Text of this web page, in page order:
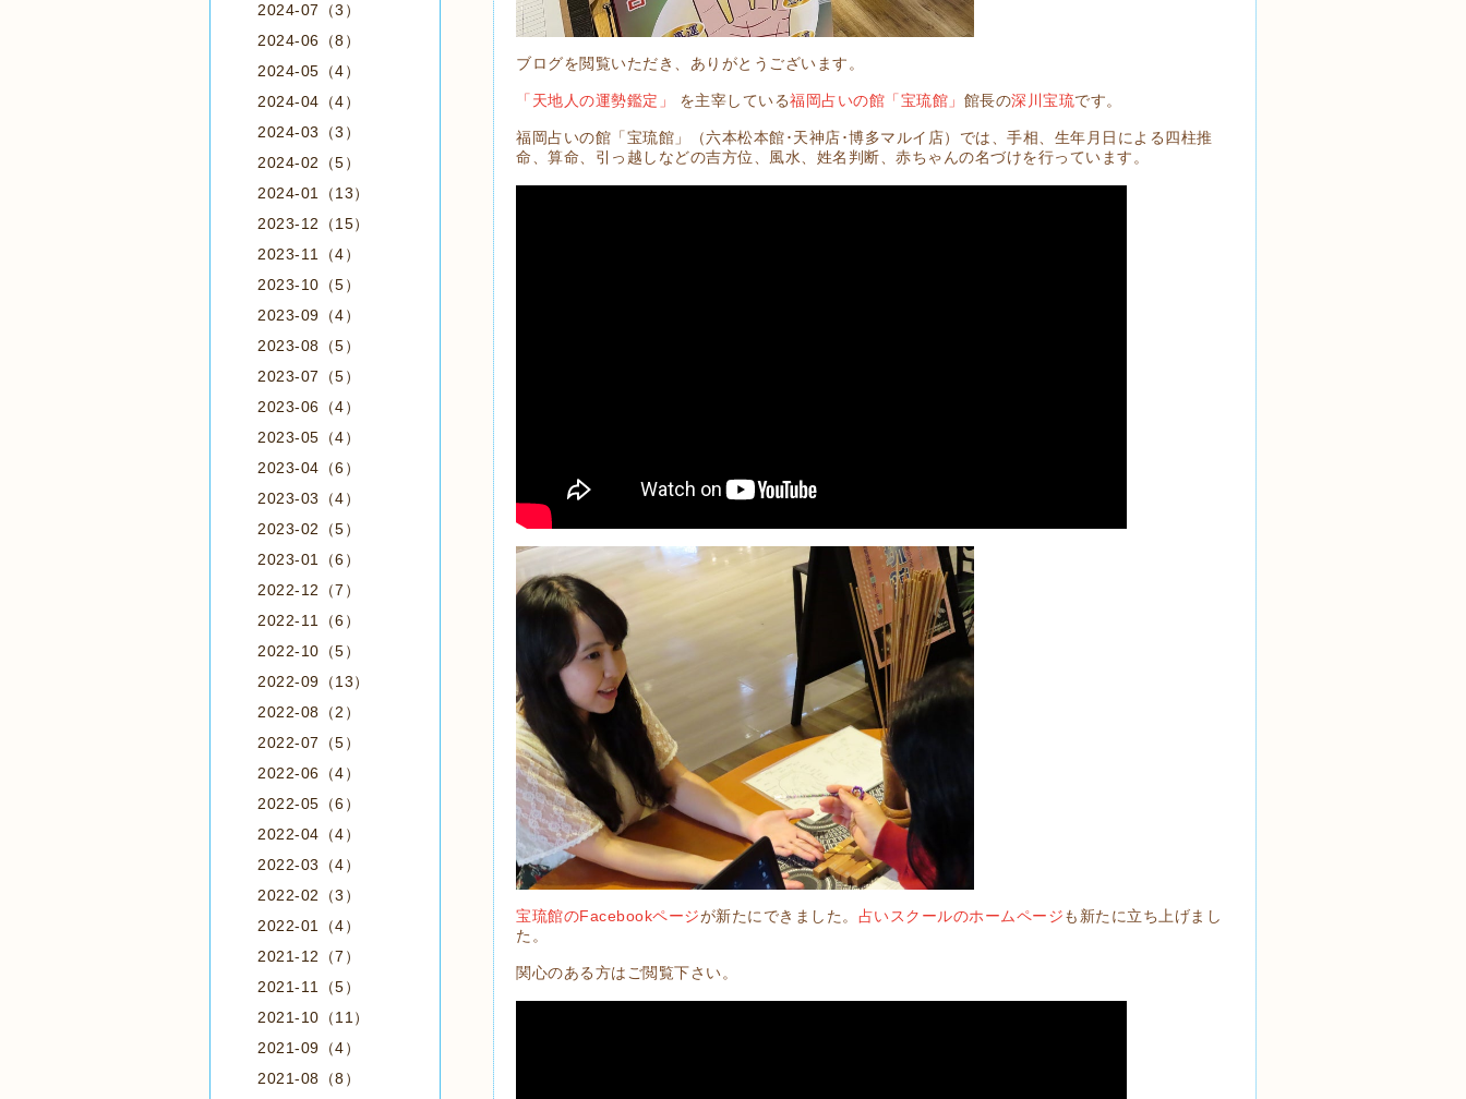
ブログを閲覧いただき、ありがとうございます。
「天地人の運勢鑑定」 を主宰している福岡占いの館「宝琉館」 館長の深川宝琉です。
福岡占いの館「宝琉館」（六本松本館･天神店･博多マルイ店）では、手相、生年月日による四柱推
命、算命、引っ越しなどの吉方位、風水、姓名判断、赤ちゃんの名づけを行っています。
宝琉館のFacebookページが新たにできました。 占いスクールのホームページも新たに立ち上げまし
た。
関心のある方はご閲覧下さい。
2024-07（3）
2024-06（8）
2024-05（4）
2024-04（4）
2024-03（3）
2024-02（5）
2024-01（13）
2023-12（15）
2023-11（4）
2023-10（5）
2023-09（4）
2023-08（5）
2023-07（5）
2023-06（4）
2023-05（4）
2023-04（6）
2023-03（4）
2023-02（5）
2023-01（6）
2022-12（7）
2022-11（6）
2022-10（5）
2022-09（13）
2022-08（2）
2022-07（5）
2022-06（4）
2022-05（6）
2022-04（4）
2022-03（4）
2022-02（3）
2022-01（4）
2021-12（7）
2021-11（5）
2021-10（11）
2021-09（4）
2021-08（8）